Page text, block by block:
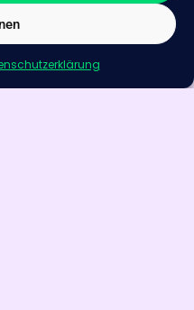
NÄCHSTER BEITRAG
Ultraleichtes Design trifft auf starke Saugkraft: Der ecoQ Rena PowerLite Handstaubsauger